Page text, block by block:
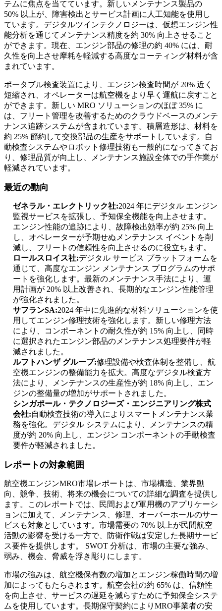
テムに焦点を当てています。新しいメンテナンス製品の
50% 以上が、障害検出とサービス計画に人工知能を使用し
ています。デジタルツインテクノロジーは、仮想エンジン性
能分析を通じてメンテナンス精度を約 30% 向上させること
ができます。現在、エンジン部品の修理の約 40% には、耐
久性を向上させ摩耗を軽減する高度なコーティング材料が含
まれています。
ポータブル検査装置により、エンジン検査時間が 20% 近く
短縮され、オペレーターは航空機をより早く運航に戻すこと
ができます。新しい MRO ソリューションのほぼ 35% に
は、フリート管理を改善するためのクラウドベースのメンテ
ナンス追跡システムが含まれています。積層造形は、材料を
約 25% 節約して交換部品の生産をサポートしています。自
動検査システムやロボット修理技術も一般的になってきてお
り、修理品質が向上し、メンテナンス施設全体での手作業が
軽減されています。
最近の動向
ゼネラル・エレクトリック社:2024 年にデジタル エンジン
監視サービスを拡張し、予知保全機能を向上させます。
エンジン性能の追跡により、故障検出効率が約 25% 向上
し、オペレーターが予期せぬメンテナンス イベントを削
減し、フリートの信頼性を向上させるのに役立ちます。
ロールスロイス社:デジタル サービス プラットフォームを
通じて、高度なエンジン メンテナンス プログラムのサポ
ートを強化します。最新のメンテナンス手法により、運
用計画が 20% 以上改善され、長期的なエンジン性能管理
が強化されました。
サフランSA:2024 年中に先進的な材料ソリューションを使
用してエンジン修理技術を強化します。新しい修理方法
により、コンポーネントの耐久性が約 15% 向上し、同時
に選択されたエンジン部品のメンテナンス処理要件が軽
減されました。
ルフトハンザ グループ:修理設備や検査体制を整備し、航
空機エンジンの整備能力を拡大。高度なデジタル検査方
法により、メンテナンスの生産性が約 18% 向上し、エン
ジンの整備量の増加がサポートされました。
シンガポール・テクノロジーズ・エンジニアリング株式
会社:自動検査技術の導入によりスマートメンテナンス業
務を強化。デジタル システムにより、メンテナンスの精
度が約 20% 向上し、エンジン コンポーネントの手動検査
要件が軽減されました。
レポートの対象範囲
航空機エンジンMRO市場レポートは、市場構造、業界動
向、競争、技術、将来の機会についての詳細な調査を提供し
ます。このレポートでは、民間および軍用機のアプリケーシ
ョンに加えて、メンテナンス、修理、オーバーホールのサー
ビスも対象としています。市場需要の 70% 以上が民間航空
活動の影響を受ける一方で、防衛作戦は安定した長期サービ
ス要件を提供します。 SWOT 分析は、市場の主要な強み、
弱み、機会、脅威を浮き彫りにします。
市場の強みは、航空機保有数の増加とエンジン稼働時間の増
加によってもたらされます。航空会社の約 65% は、信頼性
を向上させ、サービスの遅延を減らすために予知保全システ
ムを使用しています。長期保守契約によりMRO事業者の安